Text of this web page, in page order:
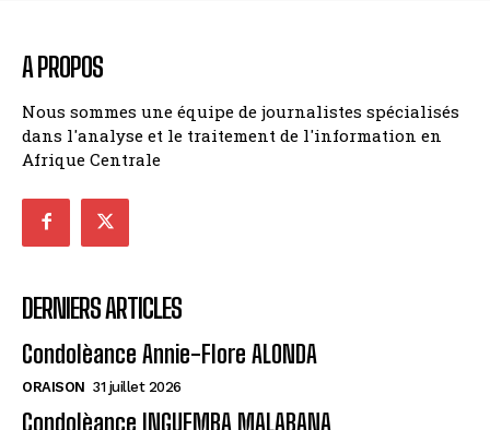
A PROPOS
Nous sommes une équipe de journalistes spécialisés
dans l'analyse et le traitement de l'information en
Afrique Centrale
DERNIERS ARTICLES
Condolèance Annie-Flore ALONDA
ORAISON 31 juillet 2026
Condolèance INGUEMBA MALABANA